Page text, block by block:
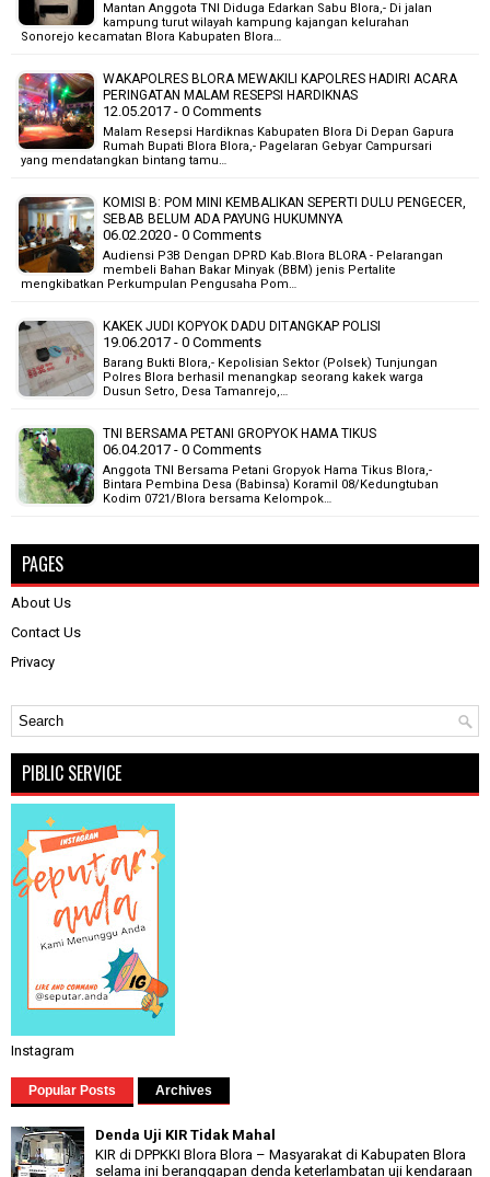
Mantan Anggota TNI Diduga Edarkan Sabu Blora,- Di jalan
kampung turut wilayah kampung kajangan kelurahan
Sonorejo kecamatan Blora Kabupaten Blora…
WAKAPOLRES BLORA MEWAKILI KAPOLRES HADIRI ACARA
PERINGATAN MALAM RESEPSI HARDIKNAS
12.05.2017 - 0 Comments
Malam Resepsi Hardiknas Kabupaten Blora Di Depan Gapura
Rumah Bupati Blora Blora,- Pagelaran Gebyar Campursari
yang mendatangkan bintang tamu…
KOMISI B: POM MINI KEMBALIKAN SEPERTI DULU PENGECER,
SEBAB BELUM ADA PAYUNG HUKUMNYA
06.02.2020 - 0 Comments
Audiensi P3B Dengan DPRD Kab.Blora BLORA - Pelarangan
membeli Bahan Bakar Minyak (BBM) jenis Pertalite
mengkibatkan Perkumpulan Pengusaha Pom…
KAKEK JUDI KOPYOK DADU DITANGKAP POLISI
19.06.2017 - 0 Comments
Barang Bukti Blora,- Kepolisian Sektor (Polsek) Tunjungan
Polres Blora berhasil menangkap seorang kakek warga
Dusun Setro, Desa Tamanrejo,…
TNI BERSAMA PETANI GROPYOK HAMA TIKUS
06.04.2017 - 0 Comments
Anggota TNI Bersama Petani Gropyok Hama Tikus Blora,-
Bintara Pembina Desa (Babinsa) Koramil 08/Kedungtuban
Kodim 0721/Blora bersama Kelompok…
PAGES
About Us
Contact Us
Privacy
PIBLIC SERVICE
Instagram
Popular Posts Archives
Denda Uji KIR Tidak Mahal
KIR di DPPKKI Blora Blora – Masyarakat di Kabupaten Blora
selama ini beranggapan denda keterlambatan uji kendaraan